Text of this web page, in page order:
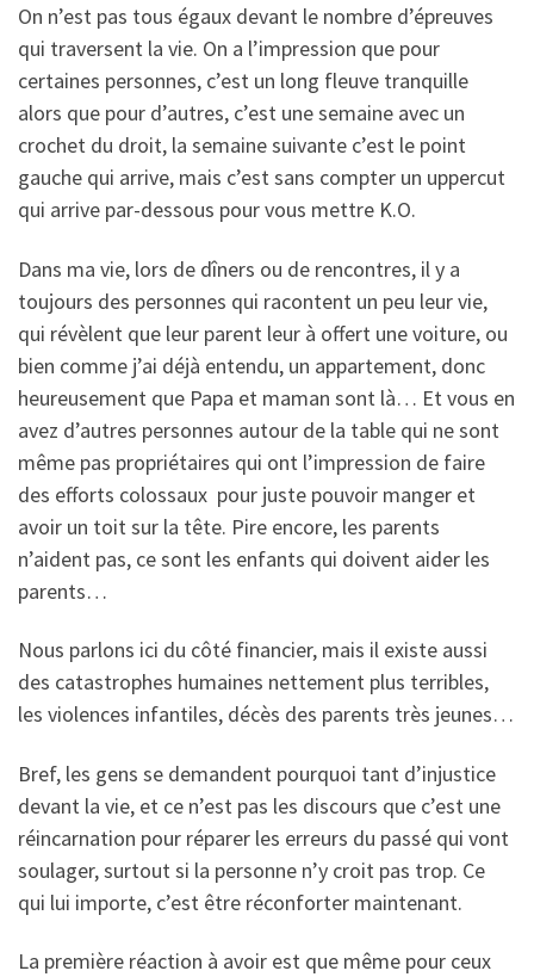
On n’est pas tous égaux devant le nombre d’épreuves
qui traversent la vie. On a l’impression que pour
certaines personnes, c’est un long fleuve tranquille
alors que pour d’autres, c’est une semaine avec un
crochet du droit, la semaine suivante c’est le point
gauche qui arrive, mais c’est sans compter un uppercut
qui arrive par-dessous pour vous mettre K.O.
Dans ma vie, lors de dîners ou de rencontres, il y a
toujours des personnes qui racontent un peu leur vie,
qui révèlent que leur parent leur à offert une voiture, ou
bien comme j’ai déjà entendu, un appartement, donc
heureusement que Papa et maman sont là… Et vous en
avez d’autres personnes autour de la table qui ne sont
même pas propriétaires qui ont l’impression de faire
des efforts colossaux pour juste pouvoir manger et
avoir un toit sur la tête. Pire encore, les parents
n’aident pas, ce sont les enfants qui doivent aider les
parents…
Nous parlons ici du côté financier, mais il existe aussi
des catastrophes humaines nettement plus terribles,
les violences infantiles, décès des parents très jeunes…
Bref, les gens se demandent pourquoi tant d’injustice
devant la vie, et ce n’est pas les discours que c’est une
réincarnation pour réparer les erreurs du passé qui vont
soulager, surtout si la personne n’y croit pas trop. Ce
qui lui importe, c’est être réconforter maintenant.
La première réaction à avoir est que même pour ceux